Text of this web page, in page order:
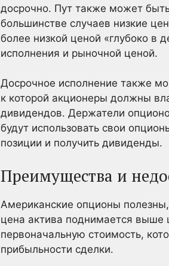
досрочно. Пут также может
большинстве случаев низкие
более низкой ценой «глубоко в
исполнения и рыночной ценой.
Досрочное исполнение также
к которой акционеры должны
дивидендов. Держатели
будут использовать свои
позиции и получить дивиденды.
Преимущества и
Американские опционы
цена актива поднимается
первоначальную стоимость,
прибыльности сделки.